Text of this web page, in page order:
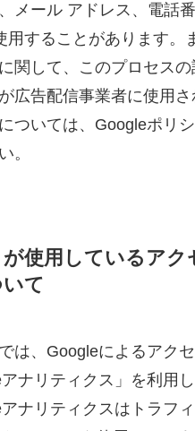
メール アドレス、電話
用することがあります。
関して、このプロセス
広告配信事業者に使用
ついては、Googleポリ
。
使用しているアク
て
は、Googleによるアク
アナリティクス」を利用
ナリティクスはトラフ